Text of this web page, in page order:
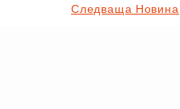
Следваща Новина